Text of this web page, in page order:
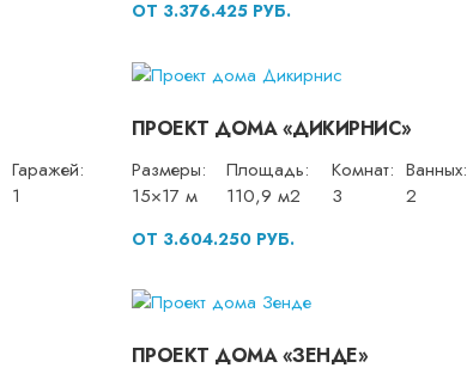
ОТ 3.376.425 РУБ.
Гаражей:
1
ПРОЕКТ ДОМА «ДИКИРНИС»
Размеры:
15×17 м
Площадь:
110,9 м2
Комнат:
3
Ванных:
2
ОТ 3.604.250 РУБ.
ПРОЕКТ ДОМА «ЗЕНДЕ»